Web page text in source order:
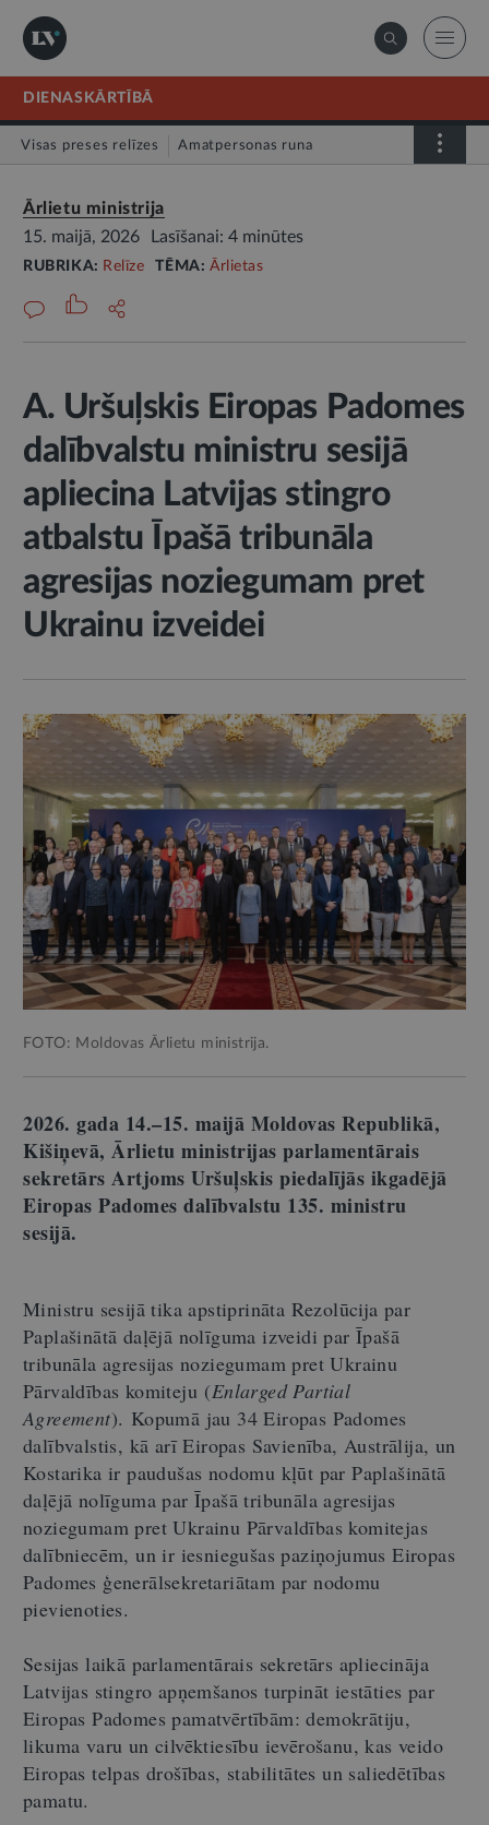
DIENASKĀRTĪBĀ
Visas preses relīzes Amatpersonas runa
Ārlietu ministrija
15. maijā, 2026
Lasīšanai: 4 minūtes
RUBRIKA: Relīze TĒMA:Ārlietas
A. Uršuļskis Eiropas Padomes
dalībvalstu ministru sesijā
apliecina Latvijas stingro
atbalstu Īpašā tribunāla
agresijas noziegumam pret
Ukrainu izveidei
FOTO: Moldovas Ārlietu ministrija.
2026. gada 14.–15. maijā Moldovas Republikā,
Kišiņevā, Ārlietu ministrijas parlamentārais
sekretārs Artjoms Uršuļskis piedalījās ikgadējā
Eiropas Padomes dalībvalstu 135. ministru
sesijā.
Ministru sesijā tika apstiprināta Rezolūcija par
Paplašinātā daļējā nolīguma izveidi par Īpašā
tribunāla agresijas noziegumam pret Ukrainu
Pārvaldības komiteju (Enlarged Partial
Agreement). Kopumā jau 34 Eiropas Padomes
dalībvalstis, kā arī Eiropas Savienība, Austrālija, un
Kostarika ir paudušas nodomu kļūt par Paplašinātā
daļējā nolīguma par Īpašā tribunāla agresijas
noziegumam pret Ukrainu Pārvaldības komitejas
dalībniecēm, un ir iesniegušas paziņojumus Eiropas
Padomes ģenerālsekretariātam par nodomu
pievienoties.
Sesijas laikā parlamentārais sekretārs apliecināja
Latvijas stingro apņemšanos turpināt iestāties par
Eiropas Padomes pamatvērtībām: demokrātiju,
likuma varu un cilvēktiesību ievērošanu, kas veido
Eiropas telpas drošības, stabilitātes un saliedētības
pamatu.